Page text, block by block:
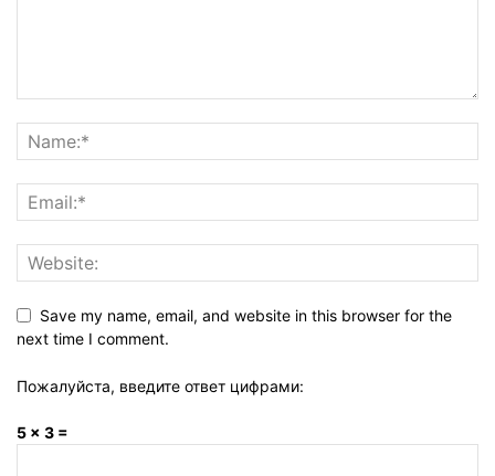
Save my name, email, and website in this browser for the
next time I comment.
Пожалуйста, введите ответ цифрами:
5 × 3 =